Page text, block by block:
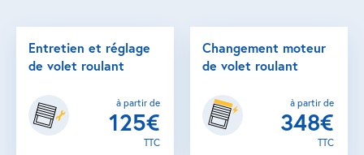
Entretien et réglage
de volet roulant
à partir de
125€
TTC
Changement moteur
de volet roulant
à partir de
348€
TTC